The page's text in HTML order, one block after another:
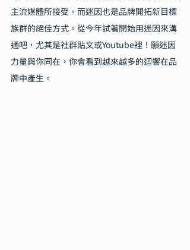
主流媒體所接受。而迷因也是品牌開拓新目標
族群的絕佳方式。從今年試著開始用迷因來溝
通吧，尤其是社群貼文或Youtube裡！願迷因
力量與你同在，你會看到越來越多的迴響在品
牌中產生。